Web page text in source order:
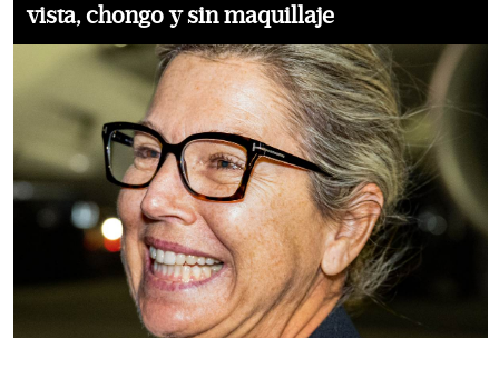
vista, chongo y sin maquillaje